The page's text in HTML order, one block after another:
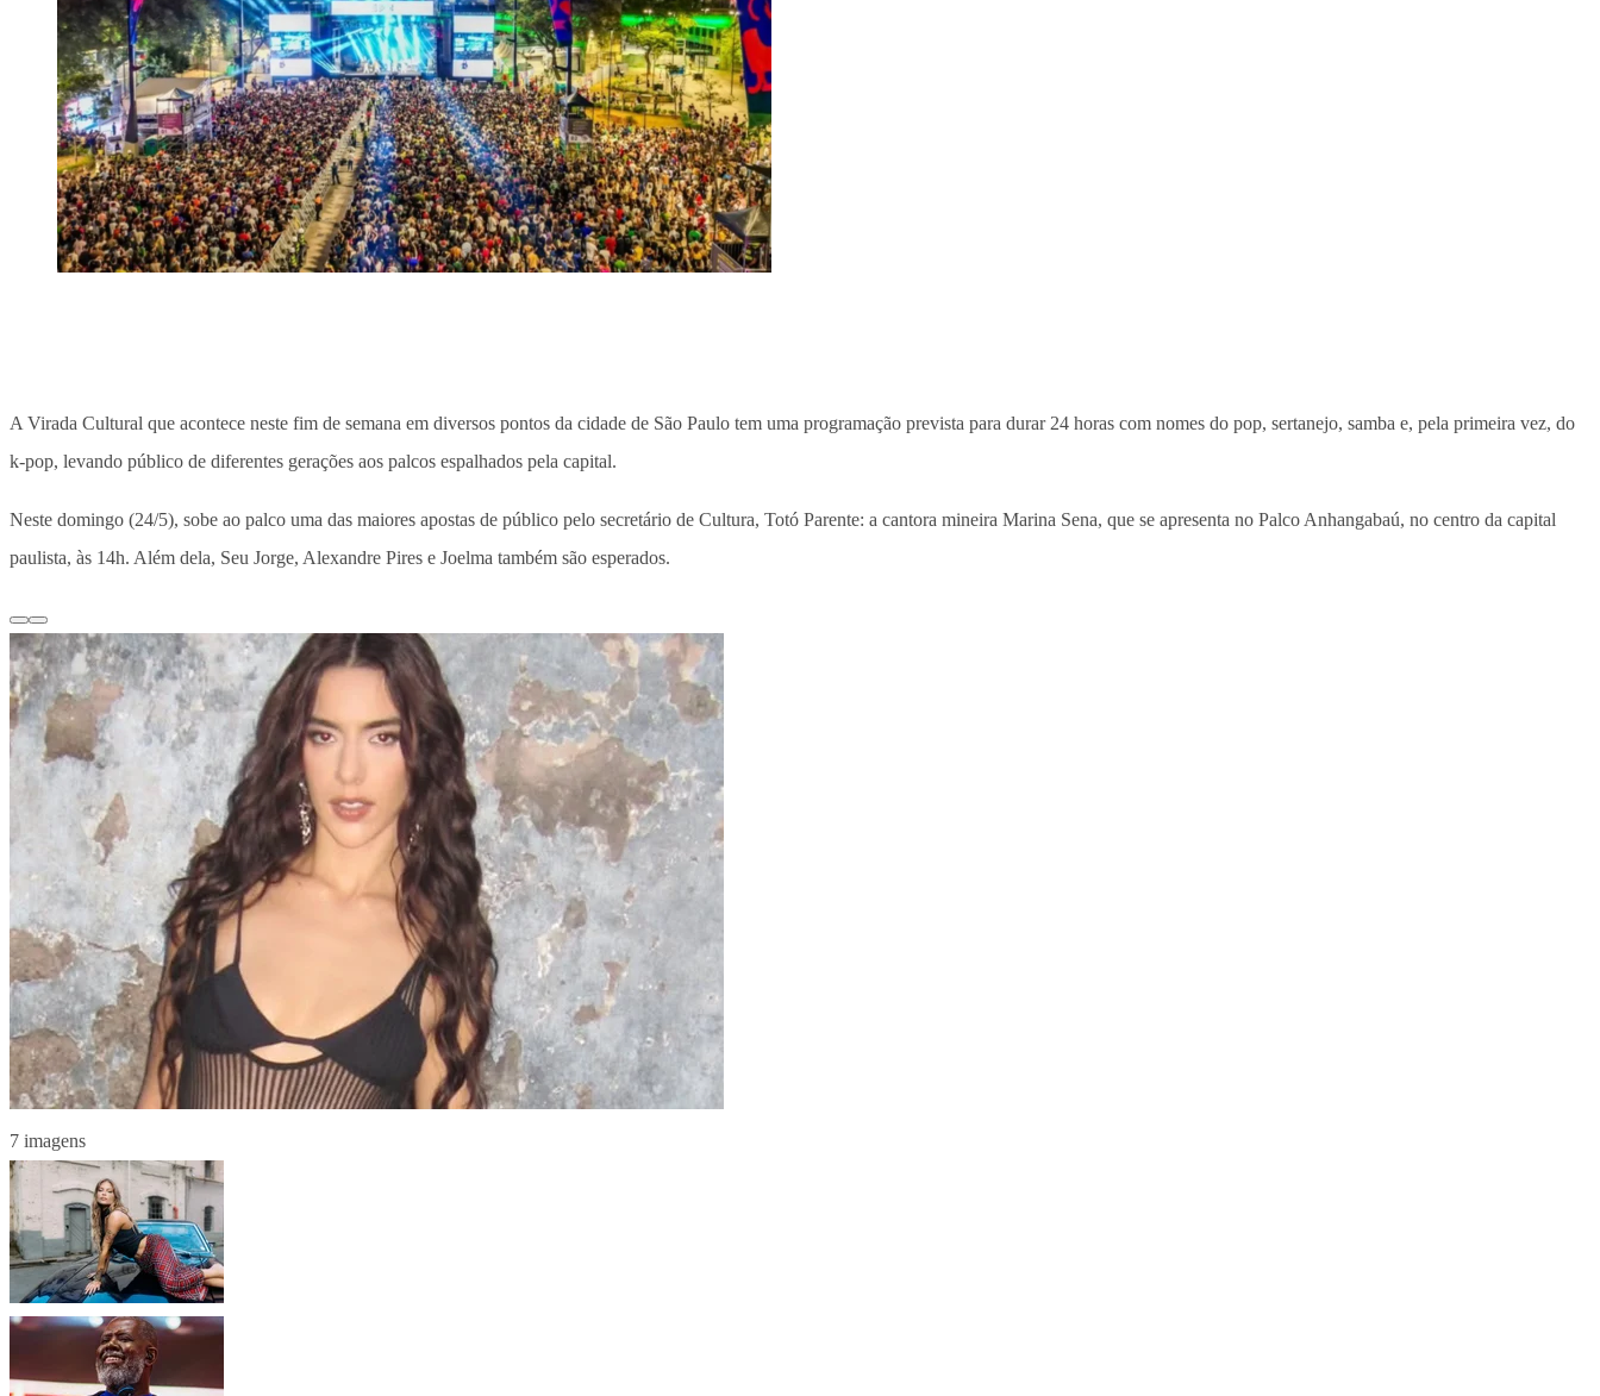
A Virada Cultural que acontece neste fim de semana em diversos pontos da cidade de São Paulo tem uma programação prevista para durar 24 horas com nomes do pop, sertanejo, samba e, pela primeira vez, do
k-pop, levando público de diferentes gerações aos palcos espalhados pela capital.
Neste domingo (24/5), sobe ao palco uma das maiores apostas de público pelo secretário de Cultura, Totó Parente: a cantora mineira Marina Sena, que se apresenta no Palco Anhangabaú, no centro da capital
paulista, às 14h. Além dela, Seu Jorge, Alexandre Pires e Joelma também são esperados.
7 imagens